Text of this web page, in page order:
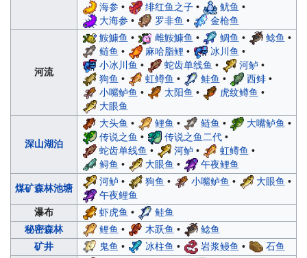
海参 • 绯红鱼之子• 鱿鱼 •
大海参 • 罗非鱼 • 金枪鱼
河流
鮟鱇鱼 • 雌鮟鱇鱼 • 鲷鱼 • 鲶鱼 •
鲢鱼 • 麻哈脂鲤 • 冰川鱼 •
小冰川鱼 • 蛇齿单线鱼 • 河鲈•
狗鱼 • 虹鳟鱼 • 鲑鱼 • 西鲱•
小嘴鲈鱼 • 太阳鱼 • 虎纹鳟鱼 •
大眼鱼
深山湖泊
大头鱼 • 鲤鱼 • 鲢鱼 • 大嘴鲈鱼 •
传说之鱼 • 传说之鱼二代•
蛇齿单线鱼 • 河鲈• 虹鳟鱼 •
鲟鱼 • 大眼鱼 • 午夜鲤鱼
煤矿森林池塘
河鲈• 狗鱼 • 小嘴鲈鱼 • 大眼鱼 •
午夜鲤鱼
瀑布
虾虎鱼 •
鲑鱼
秘密森林
鲤鱼 • 木跃鱼 •
鲶鱼
矿井
鬼鱼 • 冰柱鱼 • 岩浆鳗鱼 •
石鱼